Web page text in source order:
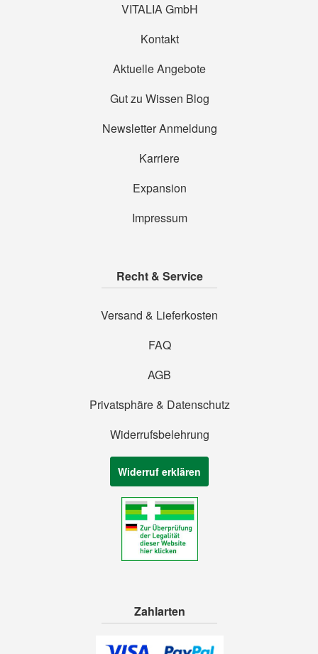
VITALIA GmbH
Kontakt
Aktuelle Angebote
Gut zu Wissen Blog
Newsletter Anmeldung
Karriere
Expansion
Impressum
Recht & Service
Versand & Lieferkosten
FAQ
AGB
Privatsphäre & Datenschutz
Widerrufsbelehrung
Widerruf erklären
Zahlarten